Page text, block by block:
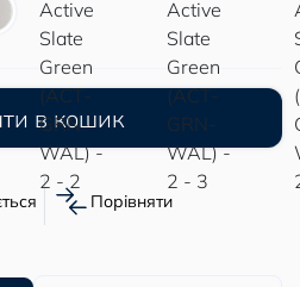
в кошик
Порівняти